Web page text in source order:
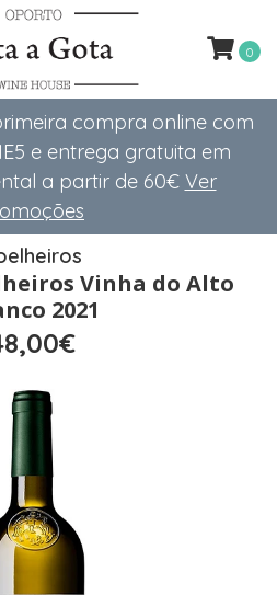
compra online com
e entrega gratuita em
a partir de 60€ Ver
0
Vinha do Alto
2021